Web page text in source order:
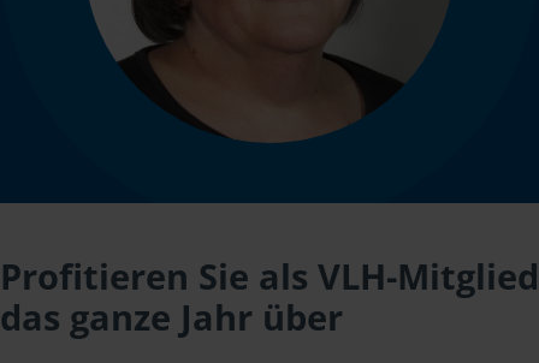
Profitieren Sie als VLH-Mitglied
das ganze Jahr über